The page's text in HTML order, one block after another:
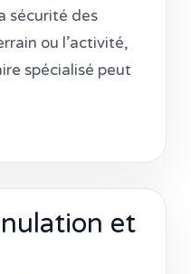
sécurité des
ou l’activité,
spécialisé peut
et